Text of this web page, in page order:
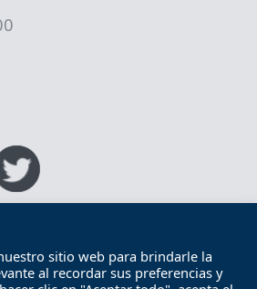
FEMP
Accesibilidad
sitio web para brindarle la
al recordar sus preferencias y